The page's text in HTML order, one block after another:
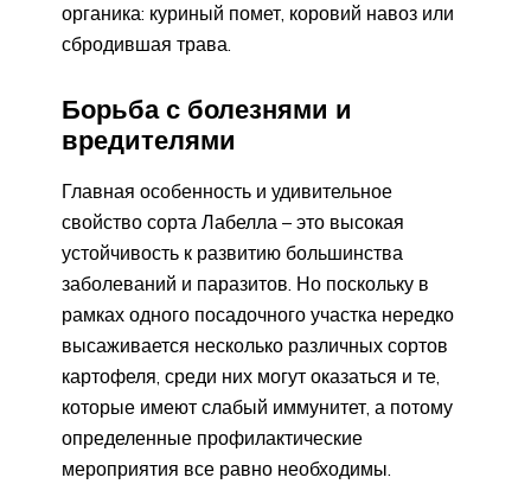
органика: куриный помет, коровий навоз или
сбродившая трава.
Борьба с болезнями и
вредителями
Главная особенность и удивительное
свойство сорта Лабелла – это высокая
устойчивость к развитию большинства
заболеваний и паразитов. Но поскольку в
рамках одного посадочного участка нередко
высаживается несколько различных сортов
картофеля, среди них могут оказаться и те,
которые имеют слабый иммунитет, а потому
определенные профилактические
мероприятия все равно необходимы.